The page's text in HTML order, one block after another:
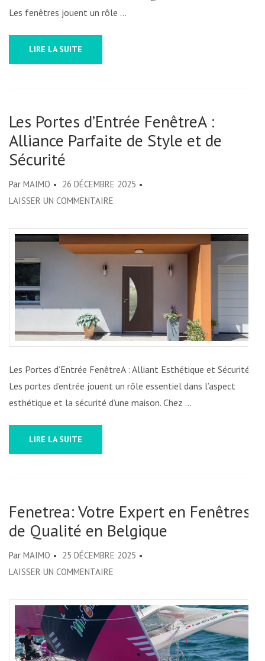
MATÉRIAU
Les fenêtres jouent un rôle …
LIRE LA SUITE
Les Portes d’Entrée FenêtreA :
Alliance Parfaite de Style et de
Sécurité
Par MAIMO
26 DÉCEMBRE 2025
LAISSER UN COMMENTAIRE
PORTES
D’ENTRÉE
FENÊTREA
ALLIANCE
PARFAITE
DE
STYLE
ET
DE
SÉCURITÉ
Les Portes d’Entrée FenêtreA : Alliant Esthétique et Sécurité
Les portes d’entrée jouent un rôle essentiel dans l’aspect
esthétique et la sécurité d’une maison. Chez …
LIRE LA SUITE
Fenetrea: Votre Expert en Fenêtres
de Qualité en Belgique
Par MAIMO
25 DÉCEMBRE 2025
LAISSER UN COMMENTAIRE
VOTRE
EXPERT
FENÊTRES